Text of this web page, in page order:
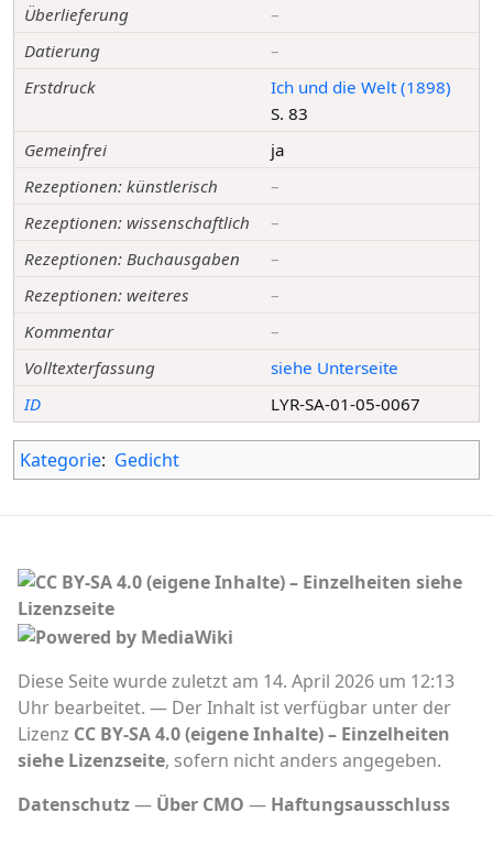
Überlieferung
–
Datierung
–
Erstdruck
Ich und die Welt (1898)
S. 83
Gemeinfrei
ja
Rezeptionen: künstlerisch
–
Rezeptionen: wissenschaftlich
–
Rezeptionen: Buchausgaben
–
Rezeptionen: weiteres
–
Kommentar
–
Volltexterfassung
siehe Unterseite
ID
LYR-SA-01-05-0067
Kategorie: Gedicht
Diese Seite wurde zuletzt am 14. April 2026 um 12:13
Uhr bearbeitet.
Der Inhalt ist verfügbar unter der
Lizenz CC BY-SA 4.0 (eigene Inhalte) – Einzelheiten
siehe Lizenzseite, sofern nicht anders angegeben.
Datenschutz
Über CMO Haftungsausschluss